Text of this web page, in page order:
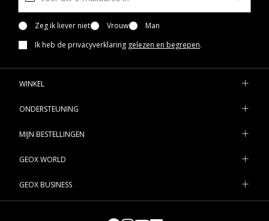
Zeg ik liever niet Vrouw
Man
Ik heb de privacyverklaring gelezen en begrepen.
WINKEL
ONDERSTEUNING
MIJN BESTELLINGEN
GEOX WORLD
GEOX BUSINESS